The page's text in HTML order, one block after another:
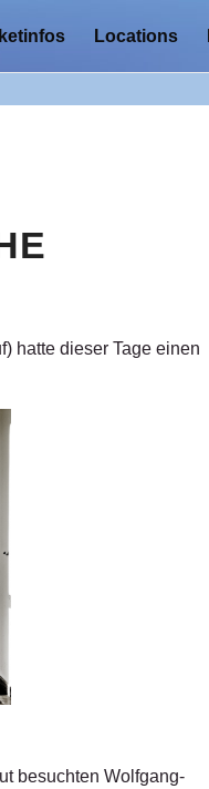
Locations
hatte dieser Tage einen
besuchten Wolfgang-